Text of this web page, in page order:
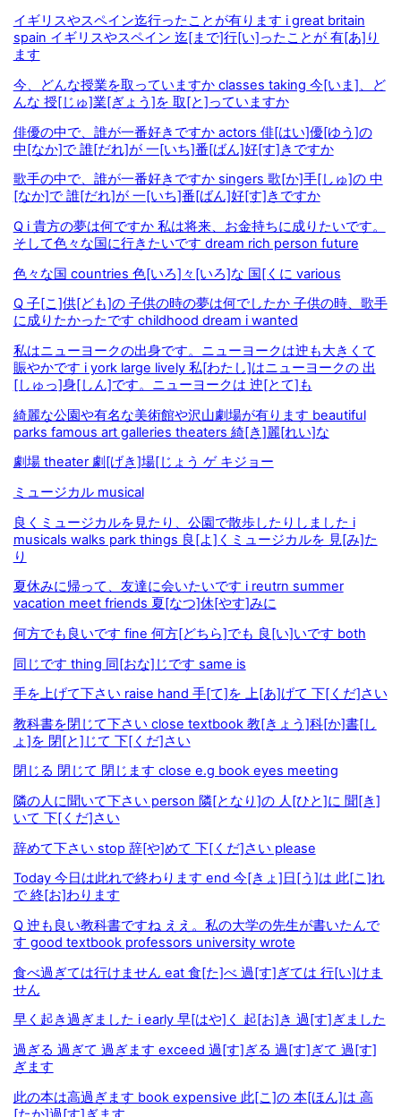
イギリスやスペイン迄行ったことが有ります i great britain
spain イギリスやスペイン 迄[まで]行[い]ったことが 有[あ]り
ます
今、どんな授業を取っていますか classes taking 今[いま]、ど
んな 授[じゅ]業[ぎょう]を 取[と]っていますか
俳優の中で、誰が一番好きですか actors 俳[はい]優[ゆう]の
中[なか]で 誰[だれ]が 一[いち]番[ばん]好[す]きですか
歌手の中で、誰が一番好きですか singers 歌[か]手[しゅ]の 中
[なか]で 誰[だれ]が 一[いち]番[ばん]好[す]きですか
Q i 貴方の夢は何ですか 私は将来、お金持ちに成りたいです。
そして色々な国に行きたいです dream rich person future
色々な国 countries 色[いろ]々[いろ]な 国[くに various
Q 子[こ]供[ども]の 子供の時の夢は何でしたか 子供の時、歌手
に成りたかったです childhood dream i wanted
私はニューヨークの出身です。ニューヨークは迚も大きくて
賑やかです i york large lively 私[わたし]はニューヨークの 出
[しゅっ]身[しん]です。ニューヨークは 迚[とて]も
綺麗な公園や有名な美術館や沢山劇場が有ります beautiful
parks famous art galleries theaters 綺[き]麗[れい]な
劇場 theater 劇[げき]場[じょう ゲ キジョー
ミュージカル musical
良くミュージカルを見たり、公園で散歩したりしました i
musicals walks park things 良[よ]くミュージカルを 見[み]た
り
夏休みに帰って、友達に会いたいです i reutrn summer
vacation meet friends 夏[なつ]休[やす]みに
何方でも良いです fine 何方[どちら]でも 良[い]いです both
同じです thing 同[おな]じです same is
手を上げて下さい raise hand 手[て]を 上[あ]げて 下[くだ]さい
教科書を閉じて下さい close textbook 教[きょう]科[か]書[し
ょ]を 閉[と]じて 下[くだ]さい
閉じる 閉じて 閉じます close e.g book eyes meeting
隣の人に聞いて下さい person 隣[となり]の 人[ひと]に 聞[き]
いて 下[くだ]さい
辞めて下さい stop 辞[や]めて 下[くだ]さい please
Today 今日は此れで終わります end 今[きょ]日[う]は 此[こ]れ
で 終[お]わります
Q 迚も良い教科書ですね ええ。私の大学の先生が書いたんで
す good textbook professors university wrote
食べ過ぎては行けません eat 食[た]べ 過[す]ぎては 行[い]けま
せん
早く起き過ぎました i early 早[はや]く 起[お]き 過[す]ぎました
過ぎる 過ぎて 過ぎます exceed 過[す]ぎる 過[す]ぎて 過[す]
ぎます
此の本は高過ぎます book expensive 此[こ]の 本[ほん]は 高